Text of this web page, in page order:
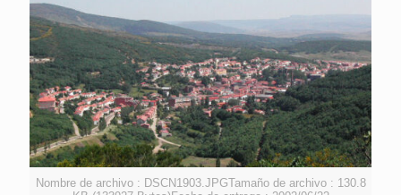
Nombre de archivo : DSCN1903.JPGTamaño de archivo : 130.8